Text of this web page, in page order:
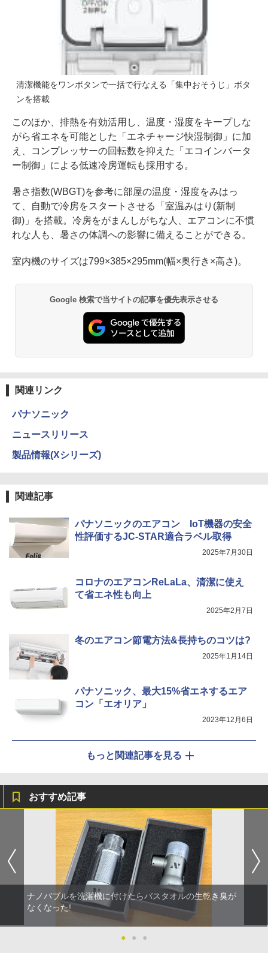
清潔機能をワンボタンで一括で行なえる「集中おそうじ」ボタ
ンを搭載
このほか、排熱を有効活用し、温度・湿度をキープしな
がら省エネを可能とした「エネチャージ快湿制御」に加
え、コンプレッサーの回転数を抑えた「エコインバータ
ー制御」による低速冷房運転も採用する。
暑さ指数(WBGT)を参考に部屋の温度・湿度をみはっ
て、自動で冷房をスタートさせる「室温みはり(新制
御)」を搭載。冷房をがまんしがちな人、エアコンに不慣
れな人も、暑さの体調への影響に備えることができる。
室内機のサイズは799×385×295mm(幅×奥行き×高さ)。
Google 検索で当サイトの記事を優先表示させる
関連リンク
パナソニック
ニュースリリース
製品情報(Xシリーズ)
関連記事
パナソニックのエアコン IoT機器の安全
性評価するJC-STAR適合ラベル取得
2025年7月30日
コロナのエアコンReLaLa、清潔に使え
て省エネ性も向上
2025年2月7日
冬のエアコン節電方法&長持ちのコツは?
2025年1月14日
パナソニック、最大15%省エネするエア
コン「エオリア」
2023年12月6日
もっと関連記事を見る
おすすめ記事
ナノバブルを洗濯機に付けたらバスタオルの生乾き臭が
なくなった!
● ● ●